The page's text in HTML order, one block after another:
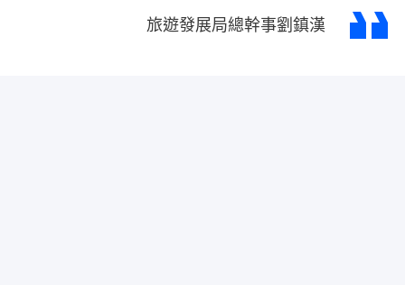
旅遊發展局總幹事劉鎮漢